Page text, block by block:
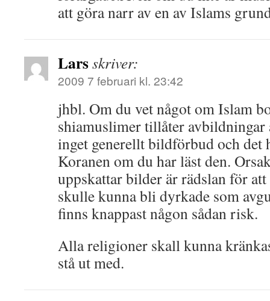
att göra narr av en av Islams
Larsskriver:
2009 7 februari kl. 23:42
jhbl. Om du vet något om Islam
shiamuslimer tillåter avbildningar
inget generellt bildförbud och det
Koranen om du har läst den.
uppskattar bilder är rädslan för
skulle kunna bli dyrkade som
finns knappast någon sådan risk.
Alla religioner skall kunna
stå ut med.